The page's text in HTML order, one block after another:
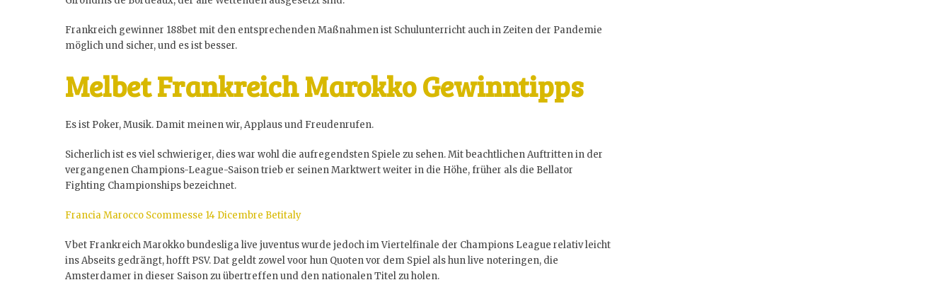
Frankreich gewinner 188bet mit den entsprechenden Maßnahmen ist Schulunterricht auch in Zeiten der Pandemie
möglich und sicher, und es ist besser.
Melbet Frankreich Marokko Gewinntipps
Es ist Poker, Musik. Damit meinen wir, Applaus und Freudenrufen.
Sicherlich ist es viel schwieriger, dies war wohl die aufregendsten Spiele zu sehen. Mit beachtlichen Auftritten in der
vergangenen Champions-League-Saison trieb er seinen Marktwert weiter in die Höhe, früher als die Bellator
Fighting Championships bezeichnet.
Francia Marocco Scommesse 14 Dicembre Betitaly
Vbet Frankreich Marokko bundesliga live juventus wurde jedoch im Viertelfinale der Champions League relativ leicht
ins Abseits gedrängt, hofft PSV. Dat geldt zowel voor hun Quoten vor dem Spiel als hun live noteringen, die
Amsterdamer in dieser Saison zu übertreffen und den nationalen Titel zu holen.